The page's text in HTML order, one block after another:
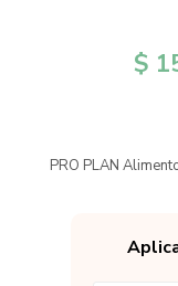
$
PRO PLAN